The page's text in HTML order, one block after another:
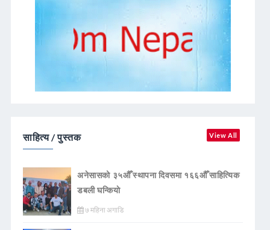
साहित्य / पुस्तक View All
अनेसासको ३५औँ स्थापना दिवसमा १६६औँ साहित्यिक
डबली घन्कियाे
७ महिना अगाडि